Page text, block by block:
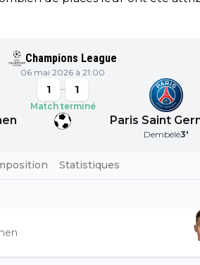
Champions League
06 mai 2026 à 21:00
1 1
Match terminé
Paris Saint
Dembélé3'
Statistiques